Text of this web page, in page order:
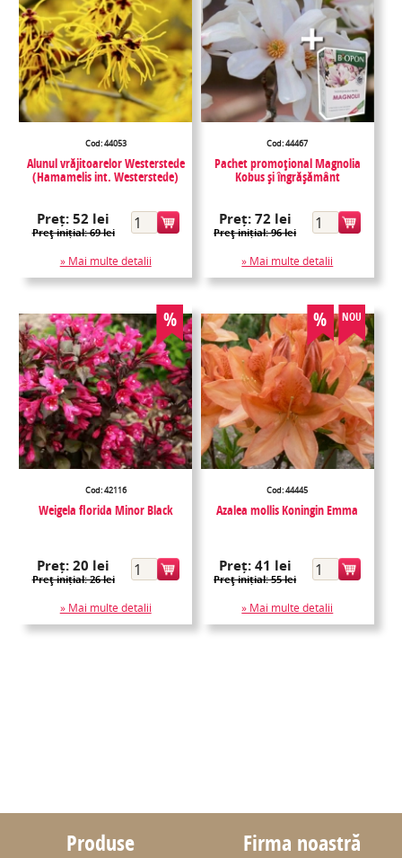
Cod: 44053
Alunul vrăjitoarelor Westerstede
(Hamamelis int. Westerstede)
Preț:52 lei
Preţ inițial: 69 lei
» Mai multe detalii
Cod: 44467
Pachet promoțional Magnolia
Kobus și îngrășământ
Preț: 72 lei
Preţ inițial: 96 lei
» Mai multe detalii
%
Cod: 42116
Weigela florida Minor Black
Preț:20 lei
Preţ inițial: 26 lei
» Mai multe detalii
% NOU
Cod: 44445
Azalea mollis Koningin Emma
Preț: 41 lei
Preţ inițial: 55 lei
» Mai multe detalii
Produse Firma noastră